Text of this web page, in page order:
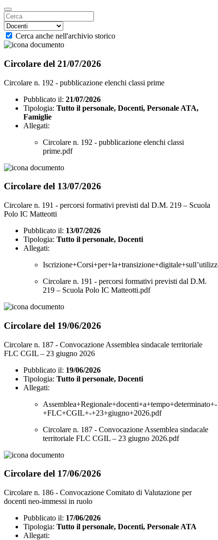
Cerca anche nell'archivio storico
Circolare del 21/07/2026
Circolare n. 192 - pubblicazione elenchi classi prime
Pubblicato il: 21/07/2026
Tipologia: Tutto il personale, Docenti, Personale ATA,
Famiglie
Allegati:
Circolare n. 192 - pubblicazione elenchi classi
prime.pdf
Circolare del 13/07/2026
Circolare n. 191 - percorsi formativi previsti dal D.M. 219 – Scuola
Polo IC Matteotti
Pubblicato il: 13/07/2026
Tipologia: Tutto il personale, Docenti
Allegati:
Circolare n. 191 - percorsi formativi previsti dal D.M.
219 – Scuola Polo IC Matteotti.pdf
Circolare del 19/06/2026
Circolare n. 187 - Convocazione Assemblea sindacale territoriale
FLC CGIL – 23 giugno 2026
Pubblicato il: 19/06/2026
Tipologia: Tutto il personale, Docenti
Allegati:
Assemblea+Regionale+docenti+a+tempo+determinato+-
+FLC+CGIL+-+23+giugno+2026.pdf
Circolare n. 187 - Convocazione Assemblea sindacale
territoriale FLC CGIL – 23 giugno 2026.pdf
Circolare del 17/06/2026
Circolare n. 186 - Convocazione Comitato di Valutazione per
docenti neo-immessi in ruolo
Pubblicato il: 17/06/2026
Tipologia: Tutto il personale, Docenti, Personale ATA
Allegati: